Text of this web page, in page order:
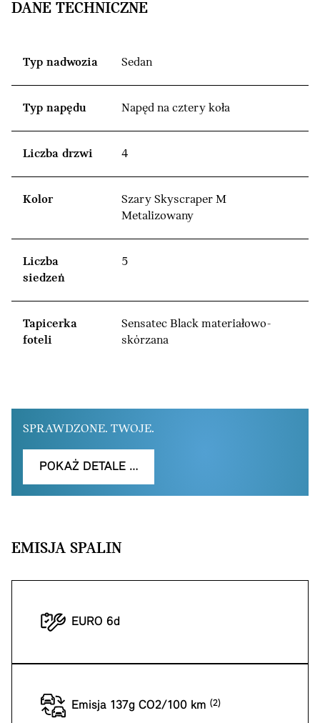
DANE TECHNICZNE
Typ nadwozia Sedan
Typ napędu Napęd na cztery koła
Liczba drzwi 4
Kolor
Szary Skyscraper M
Metalizowany
Liczba
siedzeń
5
Tapicerka
foteli
Sensatec Black materiałowo-
skórzana
SPRAWDZONE. TWOJE.
POKAŻ DETALE …
EMISJA SPALIN
EURO 6d
Emisja 137g CO2/100 km